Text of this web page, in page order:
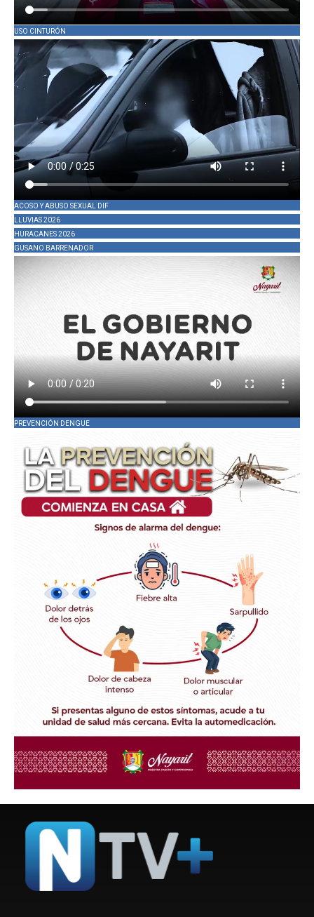
USO CINTURÓN
ACOSO Y ABUSO SEXUAL DIF
LLUVIAS 2026
HURACANES 2026
GUSANO BARRENADOR
PREVENCIÓN DENGUE